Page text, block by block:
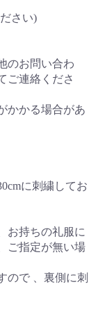
さい)
のお問い合わ
ご連絡くださ
かかる場合があ
に刺繍してお
お持ちの礼服に
ご指定が無い場
ので 、裏側に刺